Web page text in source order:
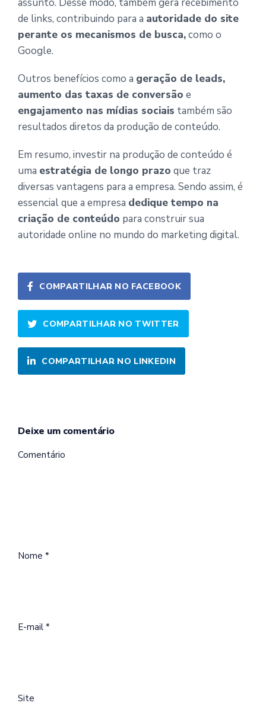
assunto. Desse modo, também gera recebimento
de links, contribuindo para a autoridade do site
perante os mecanismos de busca,como o
Google.
Outros benefícios como a geração de leads,
aumento das taxas de conversão e
engajamento nas mídias sociais também são
resultados diretos da produção de conteúdo.
Em resumo, investir na produção de conteúdo é
uma estratégia de longo prazo que traz
diversas vantagens para a empresa. Sendo assim, é
essencial que a empresa dedique tempo na
criação de conteúdo para construir sua
autoridade online no mundo do marketing digital.
COMPARTILHAR NO FACEBOOK
COMPARTILHAR NO TWITTER
COMPARTILHAR NO LINKEDIN
Deixe um comentário
Comentário
Nome *
E-mail *
Site